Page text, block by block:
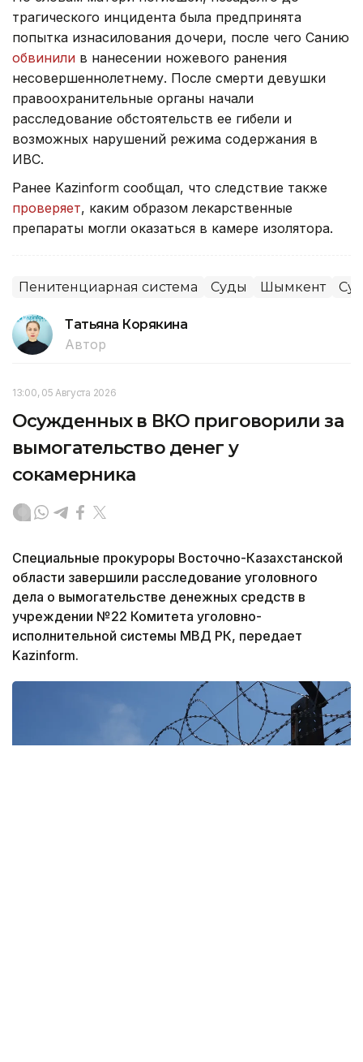
трагического инцидента была предпринята
попытка изнасилования дочери, после чего Санию
обвинили в нанесении ножевого ранения
несовершеннолетнему. После смерти девушки
правоохранительные органы начали
расследование обстоятельств ее гибели и
возможных нарушений режима содержания в
ИВС.
Ранее Kazinform сообщал, что следствие также
проверяет, каким образом лекарственные
препараты могли оказаться в камере изолятора.
Пенитенциарная система Суды Шымкент
Татьяна Корякина
Автор
13:00, 05 Августа 2026
Осужденных в ВКО приговорили за
вымогательство денег у
сокамерника
Специальные прокуроры Восточно-Казахстанской
области завершили расследование уголовного
дела о вымогательстве денежных средств в
учреждении №22 Комитета уголовно-
исполнительной системы МВД РК, передает
Kazinform.